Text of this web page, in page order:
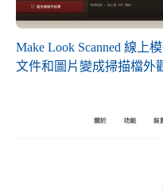
Make Look Scanned 線上
文件和圖片變成掃描檔外